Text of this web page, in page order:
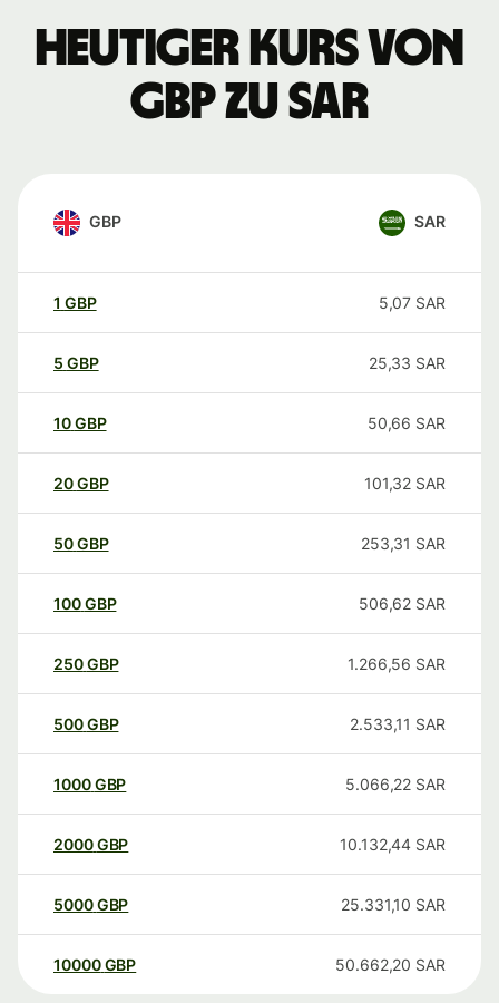
Heutiger Kurs von
GBP zu SAR
GBP SAR
1 GBP 5,07 SAR
5 GBP 25,33 SAR
10GBP 50,66 SAR
20GBP 101,32 SAR
50GBP 253,31 SAR
100GBP 506,62 SAR
250GBP 1.266,56 SAR
500GBP 2.533,11 SAR
1000GBP 5.066,22 SAR
2000GBP 10.132,44 SAR
5000GBP 25.331,10 SAR
10000 GBP 50.662,20 SAR